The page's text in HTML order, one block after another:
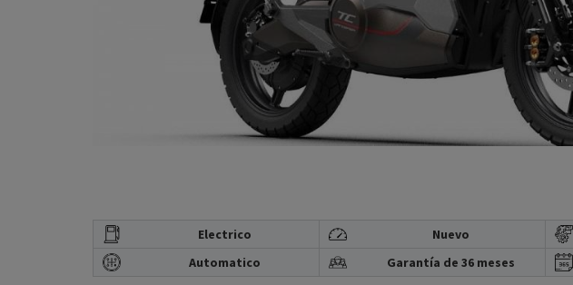
Electrico Nuevo
Automatico
Garantía de 36 meses